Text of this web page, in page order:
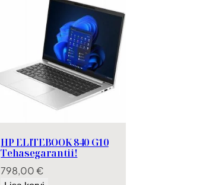
HP ELITEBOOK 840 G10
Tehasegarantii!
798,00€